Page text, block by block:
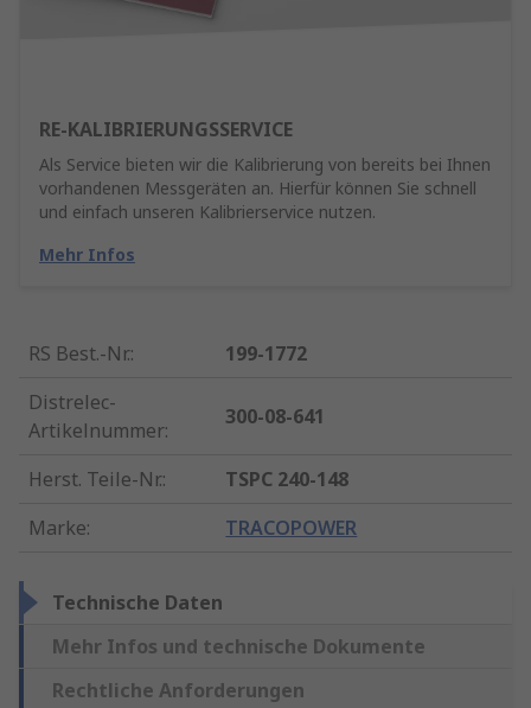
RE-KALIBRIERUNGSSERVICE
Als Service bieten wir die Kalibrierung von bereits bei Ihnen
vorhandenen Messgeräten an. Hierfür können Sie schnell
und einfach unseren Kalibrierservice nutzen.
Mehr Infos
RS Best.-Nr.:
199-1772
Distrelec-
Artikelnummer:
300-08-641
Herst. Teile-Nr.:
TSPC 240-148
Marke: TRACOPOWER
Technische Daten
Mehr Infos und technische Dokumente
Rechtliche Anforderungen